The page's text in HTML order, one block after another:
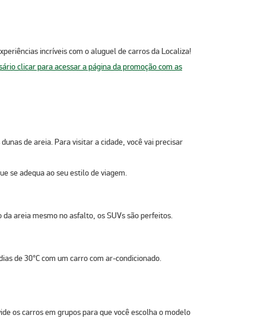
incríveis com o aluguel de carros da Localiza!
de areia. Para visitar a cidade, você vai precisar
se adequa ao seu estilo de viagem.
areia mesmo no asfalto, os SUVs são perfeitos.
de 30°C com um carro com ar-condicionado.
os carros em grupos para que você escolha o modelo